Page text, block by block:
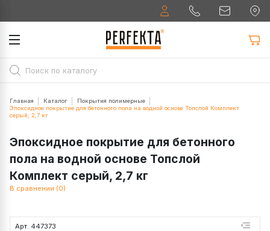
Главная Каталог
Покрытия полимерные
Эпоксидное покрытие для бетонного пола на водной основе Топслой Комплект
серый, 2,7 кг
Эпоксидное покрытие для бетонного
пола на водной основе Топслой
Комплект серый, 2,7 кг
В сравнении (0)
Арт. 447373